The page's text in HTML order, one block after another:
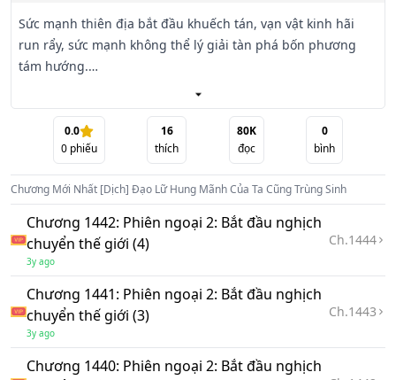
Sức mạnh thiên địa bắt đầu khuếch tán, vạn vật kinh hãi
run rẩy, sức mạnh không thể lý giải tàn phá bốn phương
tám hướng.
Lúc này Lục Thủy tựa như một quân vương vô thượng tuần
hành thiên địa, trấn áp chư thiên, thiên địa thần phục, vạn
vật triều bái. Hắn đứng ở trên trời, chí cao vô thượng.
…
Tử khí xuất hiện, gió nổi mây vần, thiên địa biến ảo.
Sau đó tử khí bao trùm Mộ Tuyết, quần áo trên người đã
biến thành màu tím, uy nghi bất phàm.
Thiên địa vốn đã thần phục lại khom người cúi đầu, tựa
như một tôi tớ hèn mọn.
0.0
0phiếu
16
thích
80K
đọc
0
bình
Chương Mới Nhất [Dịch] Đạo Lữ Hung Mãnh Của Ta Cũng Trùng Sinh
Chương 1442: Phiên ngoại 2: Bắt đầu nghịch
chuyển thế giới (4)
3y ago
Ch.1444
Chương 1441: Phiên ngoại 2: Bắt đầu nghịch
chuyển thế giới (3)
3y ago
Ch.1443
Chương 1440: Phiên ngoại 2: Bắt đầu nghịch